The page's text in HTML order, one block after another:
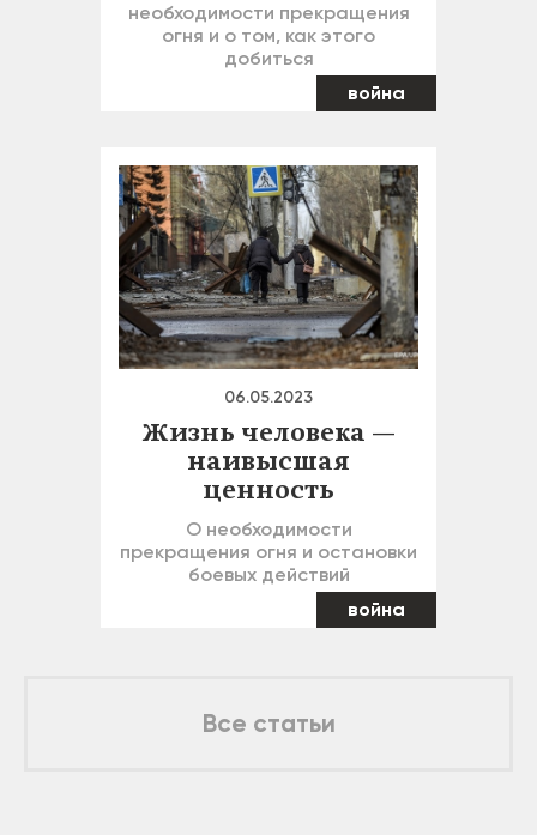
необходимости прекращения
огня и о том, как этого
добиться
война
06.05.2023
Жизнь человека —
наивысшая
ценность
О необходимости
прекращения огня и остановки
боевых действий
война
Все статьи